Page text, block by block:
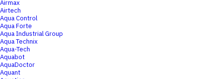
Airmax
Airtech
Aqua Control
Aqua Forte
Aqua Industrial Group
Aqua Technix
Aqua-Tech
Aquabot
AquaDoctor
Aquant